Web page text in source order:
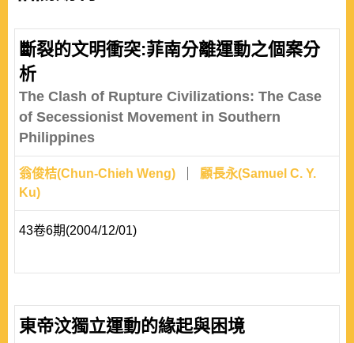
斷裂的文明衝突:菲南分離運動之個案分
析
The Clash of Rupture Civilizations: The Case
of Secessionist Movement in Southern
Philippines
翁俊桔(Chun-Chieh Weng)
顧長永(Samuel C. Y.
Ku)
43卷6期(2004/12/01)
東帝汶獨立運動的緣起與困境